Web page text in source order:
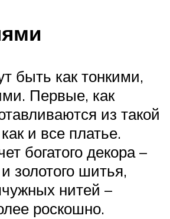
быть как тонкими,
Первые, как
из такой
и все платье.
богатого декора –
золотого шитья,
нитей –
роскошно.